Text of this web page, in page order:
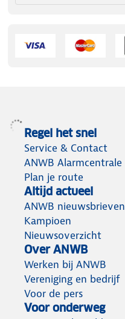
Regel het snel
Service & Contact
ANWB Alarmcentrale
Plan je route
Altijd actueel
ANWB nieuwsbrieven
Kampioen
Nieuwsoverzicht
Over ANWB
Werken bij ANWB
Vereniging en bedrijf
Voor de pers
Voor onderweg